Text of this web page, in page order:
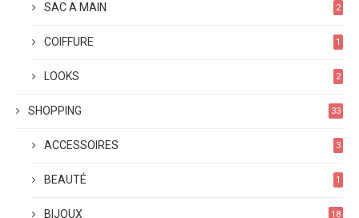
SAC A MAIN 2
COIFFURE 1
LOOKS 2
SHOPPING 33
ACCESSOIRES 3
BEAUTÉ 1
BIJOUX 18